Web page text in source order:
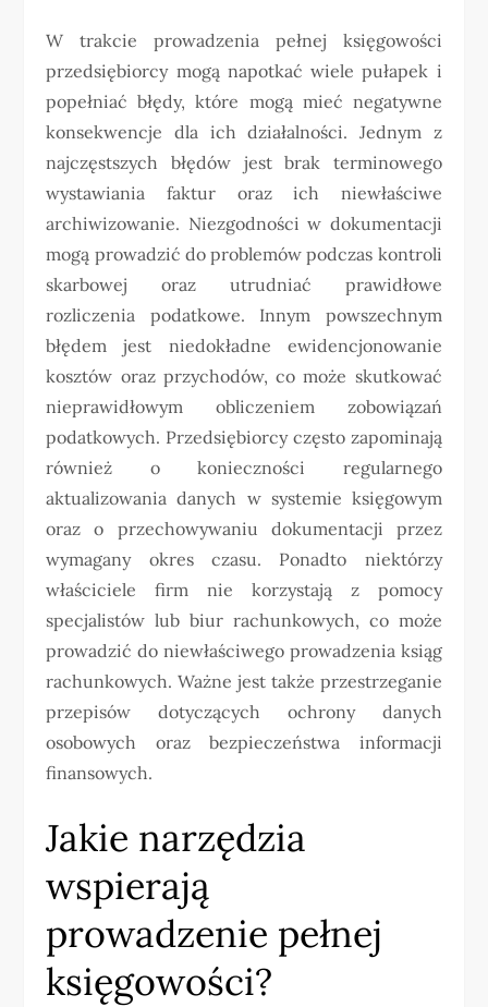
W trakcie prowadzenia pełnej księgowości
przedsiębiorcy mogą napotkać wiele pułapek i
popełniać błędy, które mogą mieć negatywne
konsekwencje dla ich działalności. Jednym z
najczęstszych błędów jest brak terminowego
wystawiania faktur oraz ich niewłaściwe
archiwizowanie. Niezgodności w dokumentacji
mogą prowadzić do problemów podczas kontroli
skarbowej oraz utrudniać prawidłowe
rozliczenia podatkowe. Innym powszechnym
błędem jest niedokładne ewidencjonowanie
kosztów oraz przychodów, co może skutkować
nieprawidłowym obliczeniem zobowiązań
podatkowych. Przedsiębiorcy często zapominają
również o konieczności regularnego
aktualizowania danych w systemie księgowym
oraz o przechowywaniu dokumentacji przez
wymagany okres czasu. Ponadto niektórzy
właściciele firm nie korzystają z pomocy
specjalistów lub biur rachunkowych, co może
prowadzić do niewłaściwego prowadzenia ksiąg
rachunkowych. Ważne jest także przestrzeganie
przepisów dotyczących ochrony danych
osobowych oraz bezpieczeństwa informacji
finansowych.
Jakie narzędzia
wspierają
prowadzenie pełnej
księgowości?